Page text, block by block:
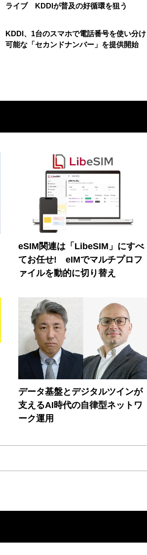
ライブ KDDIが普及の好循環を狙う
KDDI、1台のスマホで電話番号を使い分け
可能な「セカンドナンバー」を提供開始
eSIM関連は「LibeSIM」にすべ
てお任せ! eIMでマルチプロフ
ァイルを動的に切り替え
データ基盤とデジタルツインが
支えるAI時代の自律型ネットワ
ーク運用